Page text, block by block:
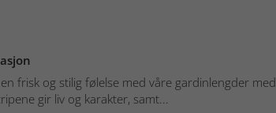
frisk og stilig følelse med våre gardinlengder med
gir liv og karakter, samt...